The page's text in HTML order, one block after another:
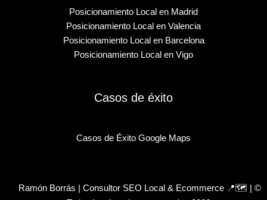
Posicionamiento Local en Madrid
Posicionamiento Local en Valencia
Posicionamiento Local en Barcelona
Posicionamiento Local en Vigo
Casos de éxito
Casos de Éxito Google Maps
Ramón Borrás | Consultor SEO Local & Ecommerce 📍🗺 | ©